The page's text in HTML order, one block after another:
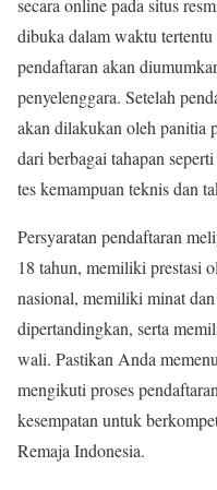
secara online pada situs
dibuka dalam waktu
pendaftaran akan
penyelenggara. Setelah
akan dilakukan oleh panitia
dari berbagai tahapan
tes kemampuan teknis dan
Persyaratan pendaftaran
18 tahun, memiliki prestasi
nasional, memiliki minat
dipertandingkan, serta
wali. Pastikan Anda
mengikuti proses
kesempatan untuk
Remaja Indonesia.